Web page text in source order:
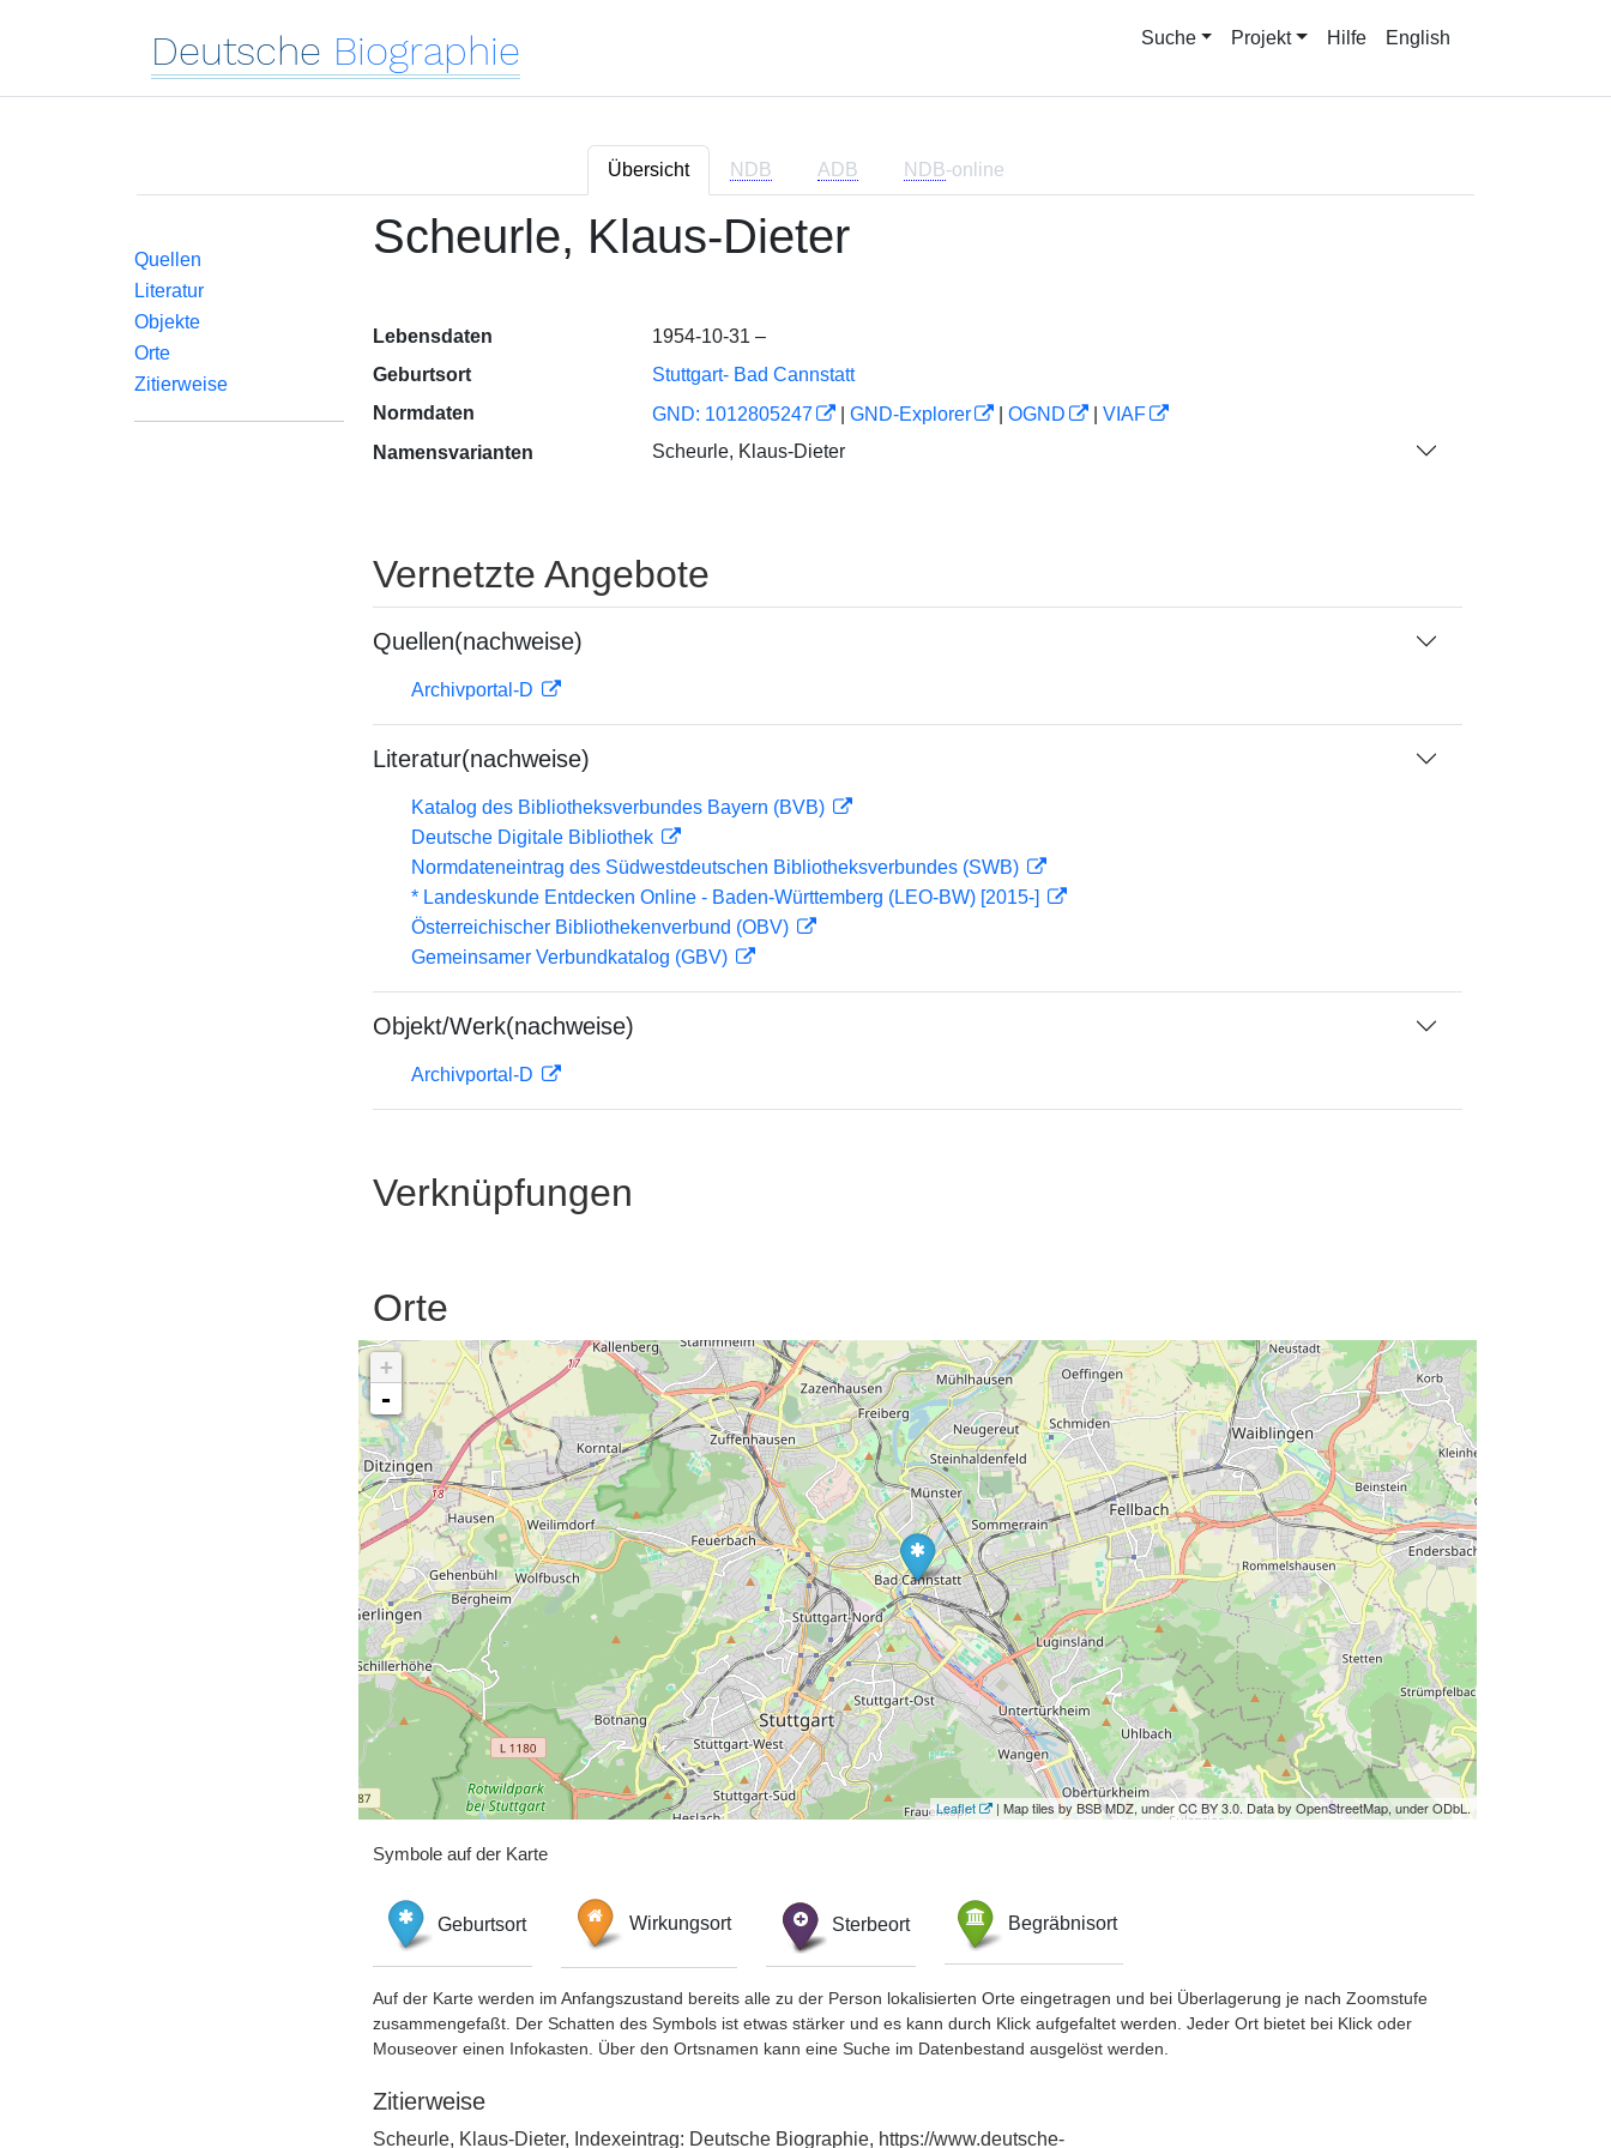
Deutsche Biographie Suche Projekt Hilfe English
Übersicht NDB ADB NDB-online
Quellen
Literatur
Objekte
Orte
Zitierweise
Scheurle, Klaus-Dieter
Lebensdaten
1954-10-31 –
Geburtsort
Stuttgart- Bad Cannstatt
Normdaten
GND: 1012805247 GND-Explorer OGND
VIAF
Namensvarianten
Scheurle, Klaus-Dieter
Vernetzte Angebote
Quellen(nachweise)
Archivportal-D
Literatur(nachweise)
Katalog des Bibliotheksverbundes Bayern (BVB)
Deutsche Digitale Bibliothek
Normdateneintrag des Südwestdeutschen Bibliotheksverbundes (SWB)
* Landeskunde Entdecken Online - Baden-Württemberg (LEO-BW) [2015-]
Österreichischer Bibliothekenverbund (OBV)
Gemeinsamer Verbundkatalog (GBV)
Objekt/Werk(nachweise)
Archivportal-D
Verknüpfungen
Orte
+
-
Leaflet | Map tiles by BSB MDZ, under CC BY 3.0. Data by OpenStreetMap, under ODbL.
Symbole auf der Karte
Geburtsort Wirkungsort Sterbeort Begräbnisort
Auf der Karte werden im Anfangszustand bereits alle zu der Person lokalisierten Orte eingetragen und bei Überlagerung je nach Zoomstufe
zusammengefaßt. Der Schatten des Symbols ist etwas stärker und es kann durch Klick aufgefaltet werden. Jeder Ort bietet bei Klick oder
Mouseover einen Infokasten. Über den Ortsnamen kann eine Suche im Datenbestand ausgelöst werden.
Zitierweise
Scheurle, Klaus-Dieter, Indexeintrag: Deutsche Biographie, https://www.deutsche-